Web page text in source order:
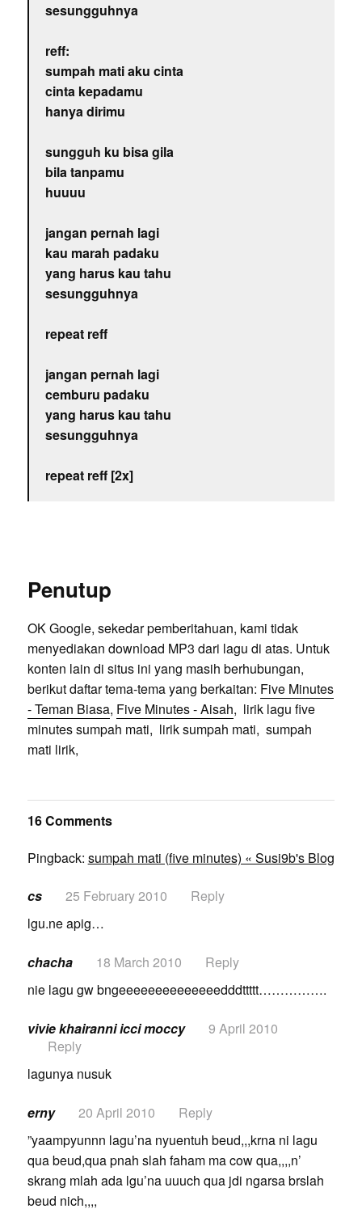
sesungguhnya
reff:
sumpah mati aku cinta
cinta kepadamu
hanya dirimu
sungguh ku bisa gila
bila tanpamu
huuuu
jangan pernah lagi
kau marah padaku
yang harus kau tahu
sesungguhnya
repeat reff
jangan pernah lagi
cemburu padaku
yang harus kau tahu
sesungguhnya
repeat reff [2x]
Penutup
OK Google, sekedar pemberitahuan, kami tidak
menyediakan download MP3 dari lagu di atas. Untuk
konten lain di situs ini yang masih berhubungan,
berikut daftar tema-tema yang berkaitan: Five Minutes
- Teman Biasa, Five Minutes - Aisah, lirik lagu five
minutes sumpah mati, lirik sumpah mati, sumpah
mati lirik,
16 Comments
Pingback: sumpah mati (five minutes) « Susi9b's Blog
cs 25 February 2010
Reply
lgu.ne apig…
chacha 18 March 2010
Reply
nie lagu gw bngeeeeeeeeeeeeeedddttttt…………….
vivie khairanni icci moccy
9 April 2010
Reply
lagunya nusuk
erny 20 April 2010
Reply
”yaampyunnn lagu’na nyuentuh beud,,,krna ni lagu
qua beud,qua pnah slah faham ma cow qua,,,,n’
skrang mlah ada lgu’na uuuch qua jdi ngarsa brslah
beud nich,,,,